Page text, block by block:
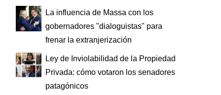
La influencia de Massa con los
gobernadores "dialoguistas" para
frenar la extranjerización
Ley de Inviolabilidad de la Propiedad
Privada: cómo votaron los senadores
patagónicos